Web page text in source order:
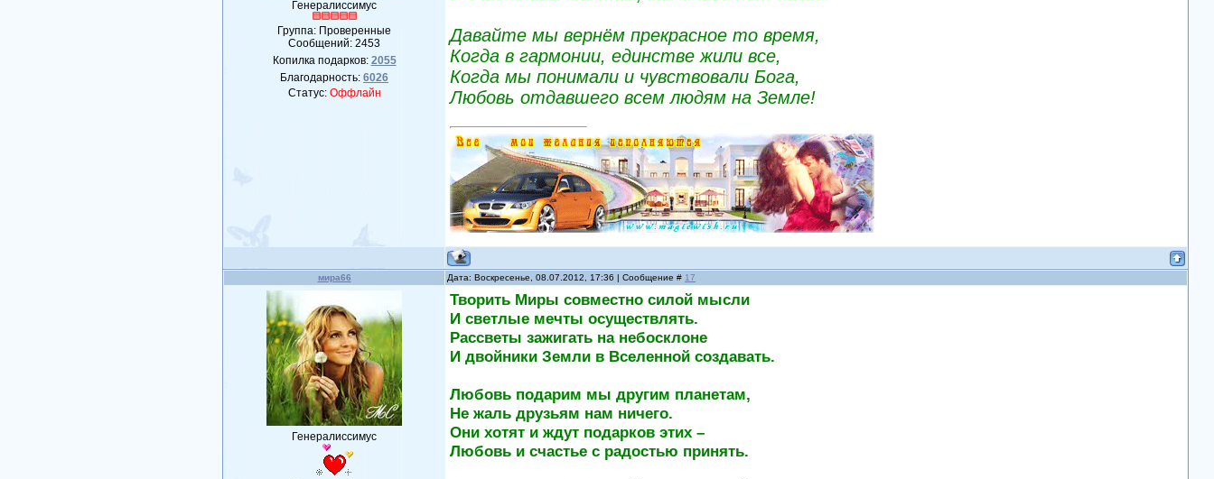
Генералиссимус
Группа: Проверенные
Сообщений:2453
Копилка подарков: 2055
Благодарность:6026
Статус: Оффлайн
Давайте мы вернём прекрасное то время,
Когда в гармонии, единстве жили все,
Когда мы понимали и чувствовали Бога,
Любовь отдавшего всем людям на Земле!
мира66 Дата: Воскресенье, 08.07.2012, 17:36 | Сообщение # 17
Генералиссимус
Творить Миры совместно силой мысли
И светлые мечты осуществлять.
Рассветы зажигать на небосклоне
И двойники Земли в Вселенной создавать.
Любовь подарим мы другим планетам,
Не жаль друзьям нам ничего.
Они хотят и ждут подарков этих –
Любовь и счастье с радостью принять.